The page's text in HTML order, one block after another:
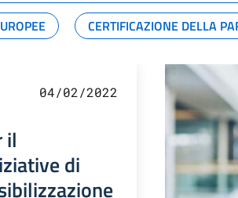
CERTIFICAZIONE DELLA
04/02/2022
il
di